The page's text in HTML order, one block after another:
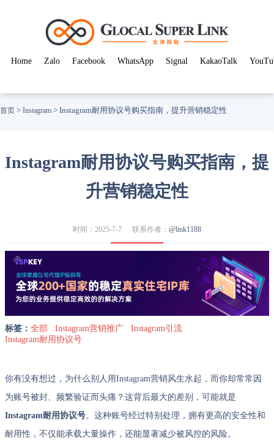
Home Zalo Facebook WhatsApp Signal KakaoTalk
首页 > Instagram > Instagram耐用协议号购买指南，提升营销稳定性
Instagram耐用协议号购买指南，提
升营销稳定性
时间：2025-7-7 联系作者： @link1188
标签： 全部 Instagram营销推广
Instagram引流
Instagram耐用协议号
你有没有想过，为什么别人用Instagram营销风生水起，而你却常常因
为账号被封、频繁验证而头痛？这背后最大的差别，可能就是
Instagram耐用协议号。这种账号经过特别处理，拥有更高的安全性和
耐用性，不仅能承载大量操作，还能显著减少被风控的风险。